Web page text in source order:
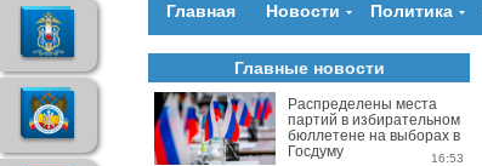
Главная Новости Политика
Главные новости
Распределены места
партий в избирательном
бюллетене на выборах в
Госдуму
16:53